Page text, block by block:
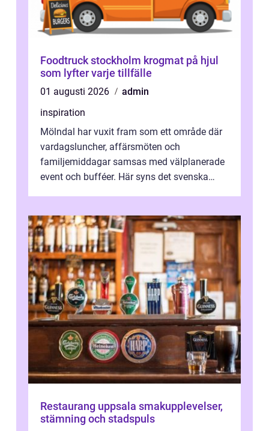
Foodtruck stockholm krogmat på hjul
som lyfter varje tillfälle
01 augusti 2026
admin
inspiration
Mölndal har vuxit fram som ett område där
vardagsluncher, affärsmöten och
familjemiddagar samsas med välplanerade
event och bufféer. Här syns det svenska
Restaurang uppsala smakupplevelser,
stämning och stadspuls